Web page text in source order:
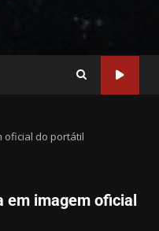
oficial do portátil
em imagem oficial